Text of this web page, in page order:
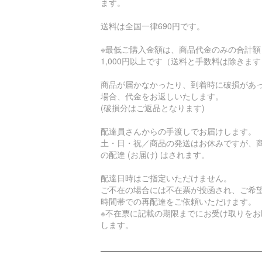
ます。
送料は全国一律690円です。
※最低ご購入金額は、商品代金のみの合計額
1,000円以上です（送料と手数料は除きます
商品が届かなかったり、到着時に破損があ
場合、代金をお返しいたします。
(破損分はご返品となります)
配達員さんからの手渡しでお届けします。
土・日・祝／商品の発送はお休みですが、
の配達 (お届け) はされます。
配達日時はご指定いただけません。
ご不在の場合には不在票が投函され、ご希
時間帯での再配達をご依頼いただけます。
※不在票に記載の期限までにお受け取りを
します。